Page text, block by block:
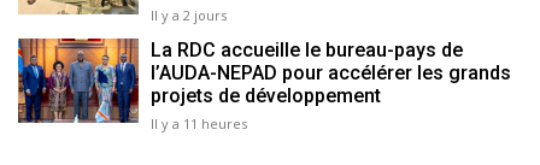
Il y a 2 jours
La RDC accueille le bureau-pays de
l’AUDA-NEPAD pour accélérer les grands
projets de développement
Il y a 11 heures